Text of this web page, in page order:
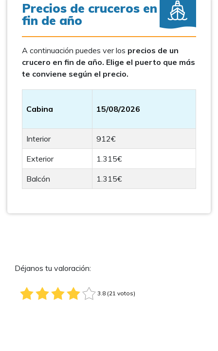
Precios de cruceros en
fin de año
A continuación puedes ver los precios de un
crucero en fin de año. Elige el puerto que más
te conviene según el precio.
Cabina 15/08/2026
Interior 912€
Exterior 1.315€
Balcón 1.315€
Déjanos tu valoración:
3.8 (21 votos)